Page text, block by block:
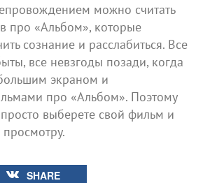
можно считать
про «Альбом», которые
сознание и расслабиться. Все
все невзгоды позади, когда
экраном и
про «Альбом». Поэтому
выберете свой фильм и
просмотру.
SHARE